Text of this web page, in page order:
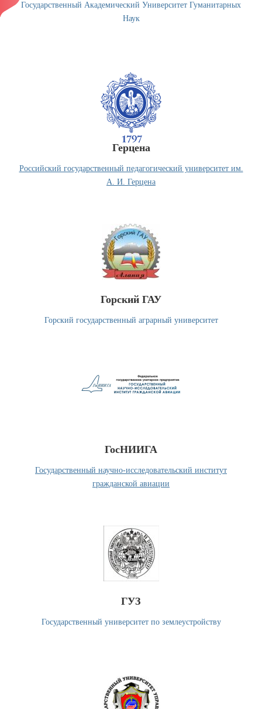
Государственный Академический Университет Гуманитарных
Наук
Герцена
Российский государственный педагогический университет им.
А. И. Герцена
Горский ГАУ
Горский государственный аграрный университет
ГосНИИГА
Государственный научно-исследовательский институт
гражданской авиации
ГУЗ
Государственный университет по землеустройству